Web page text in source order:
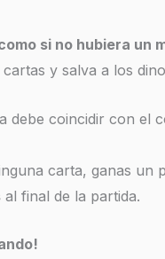
si no hubiera un
y salva a los
debe coincidir con el
carta, ganas un
al final de la partida.